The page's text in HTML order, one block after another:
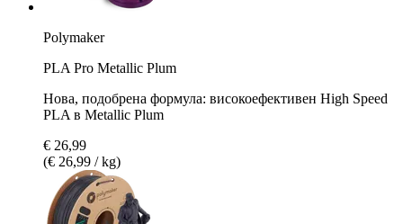
Polymaker
PLA Pro Metallic Plum
Нова, подобрена формула: високоефективен High Speed
PLA в Metallic Plum
€ 26,99
(€ 26,99 / kg)